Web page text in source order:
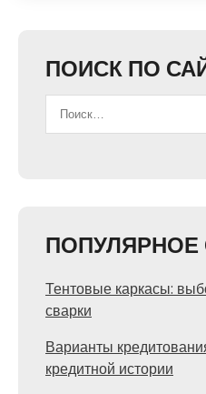
ПОИСК ПО
ПОПУЛЯРНОЕ
Тентовые каркасы:
сварки
Варианты
кредитной истории